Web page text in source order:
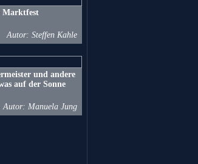
Marktfest
Autor: Steffen Kahle
und andere
auf der Sonne
Autor: Manuela Jung